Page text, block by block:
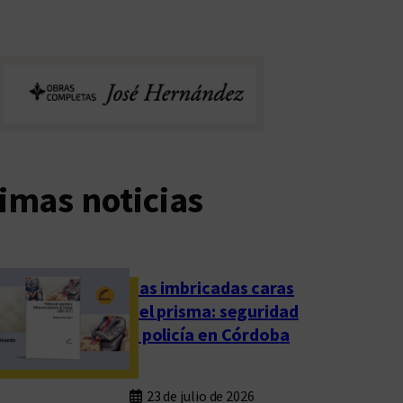
noticias
Las imbricadas caras
del prisma: seguridad
y policía en Córdoba
23 de julio de 2026